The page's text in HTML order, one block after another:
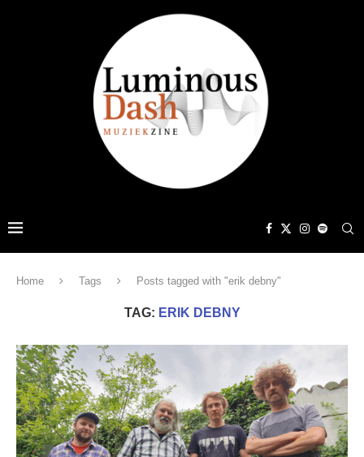
Home Tags Posts tagged with "erik debny"
TAG: ERIK DEBNY